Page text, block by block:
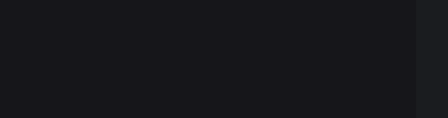
示如下：1、道路交通安全需高度警
严禁酒驾醉驾、超速超载、疲劳驾
冰、盆周山区易生大雾团雾出行时
路口、临水临崖临坎、易结暗冰和
大型娱乐场所、亲子乐园、各类场馆
乐设施需做好个人防护选择正规的
往无人区、未开发景区或违规私营
135(kw)最大扭矩300(n·m)匹配
他还答应了